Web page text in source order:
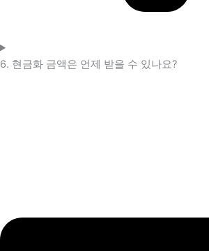
6. 현금화 금액은 언제 받을 수 있나요?